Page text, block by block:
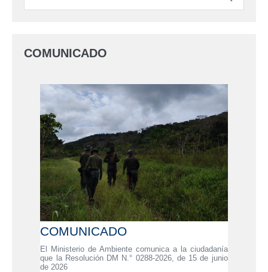
COMUNICADO
COMUNICADO
El Ministerio de Ambiente comunica a la ciudadanía
que la Resolución DM N.° 0288-2026, de 15 de junio
de 2026